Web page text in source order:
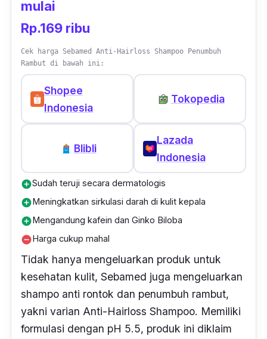
mulai
Rp.169 ribu
Cek harga Sebamed Anti-Hairloss Shampoo Penumbuh
Rambut di bawah ini:
Shopee
Indonesia
Tokopedia
Blibli
Lazada
Indonesia
add_circleSudah teruji secara dermatologis
add_circleMeningkatkan sirkulasi darah di kulit kepala
add_circleMengandung kafein dan Ginko Biloba
remove_circleHarga cukup mahal
Tidak hanya mengeluarkan produk untuk
kesehatan kulit, Sebamed juga mengeluarkan
shampo anti rontok dan penumbuh rambut,
yakni varian Anti-Hairloss Shampoo. Memiliki
formulasi dengan pH 5.5, produk ini diklaim